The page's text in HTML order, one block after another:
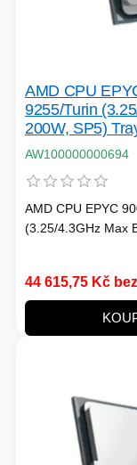
AMD CPU
9255/Turin
200W, SP5)
AW100000000694
AMD CPU EPYC
(3.25/4.3GHz Max
44 615,75 Kč